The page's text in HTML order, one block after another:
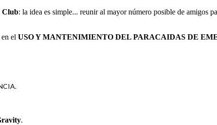
Club: la idea es simple... reunir al mayor número posible de amigos
el USO Y MANTENIMIENTO DEL PARACAIDAS DE
.